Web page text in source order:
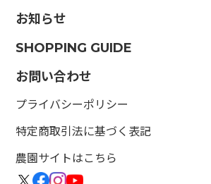
お知らせ
SHOPPING GUIDE
お問い合わせ
プライバシーポリシー
特定商取引法に基づく表記
農園サイトはこちら